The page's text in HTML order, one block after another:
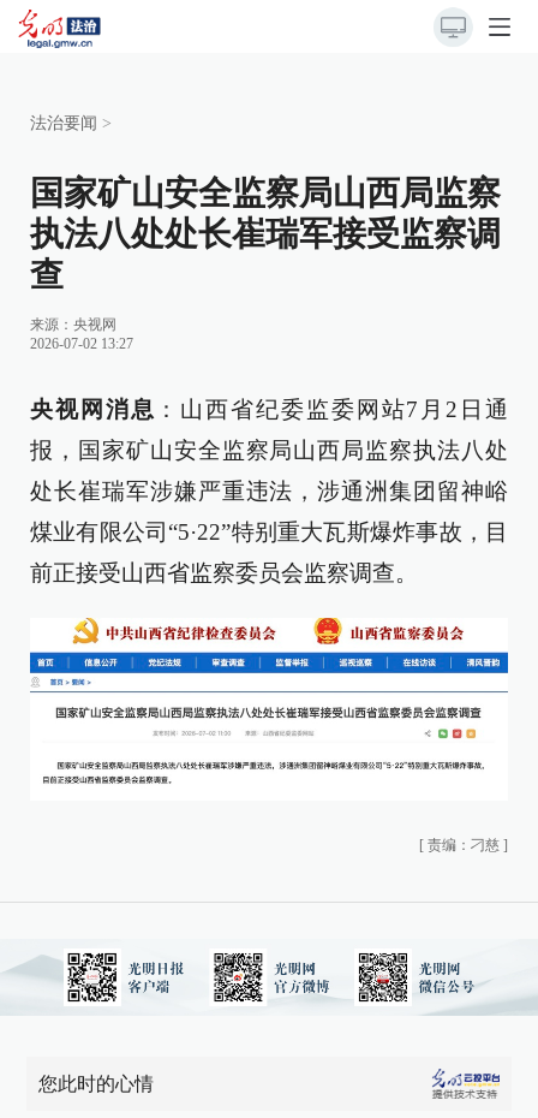
法治要闻 >
国家矿山安全监察局山西局监察
执法八处处长崔瑞军接受监察调
查
来源： 央视网
2026-07-02 13:27
央视网消息 ：山西省纪委监委网站7月2日通
报，国家矿山安全监察局山西局监察执法八处
处长崔瑞军涉嫌严重违法，涉通洲集团留神峪
煤业有限公司“5·22”特别重大瓦斯爆炸事故，目
前正接受山西省监察委员会监察调查。
[ 责编：刁慈 ]
您此时的心情